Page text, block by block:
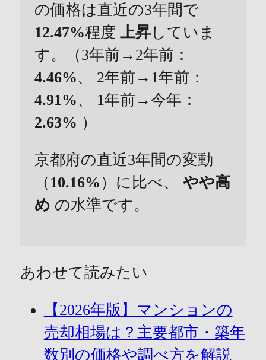
の価格は直近の3年間で
12.47%程度 上昇していま
す。（3年前→2年前：
4.46%、 2年前→1年前：
4.91%、 1年前→今年：
2.63% ）
京都府の直近3年間の変動
（ 10.16% ）に比べ、
やや高
め の水準です。
あわせて読みたい
【2026年版】マンションの
売却相場は？主要都市・築年
数別の価格や調べ方を解説